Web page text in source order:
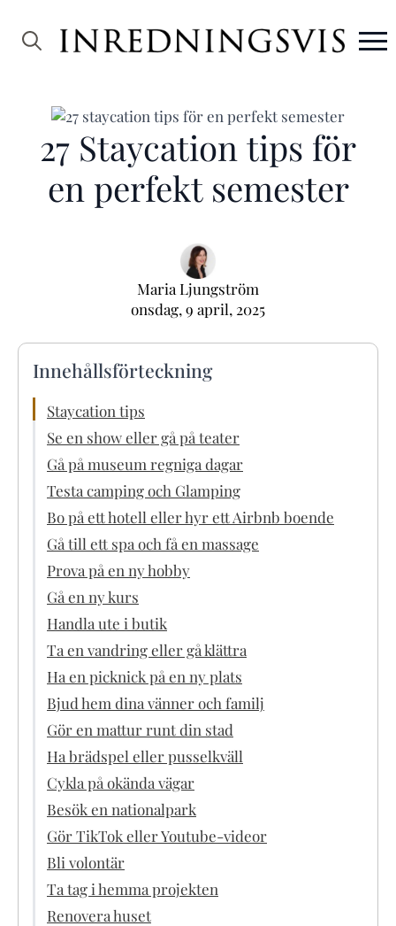
27 Staycation tips för
en perfekt semester
Maria Ljungström
onsdag, 9 april, 2025
Innehållsförteckning
Staycation tips
Se en show eller gå på teater
Gå på museum regniga dagar
Testa camping och Glamping
Bo på ett hotell eller hyr ett Airbnb boende
Gå till ett spa och få en massage
Prova på en ny hobby
Gå en ny kurs
Handla ute i butik
Ta en vandring eller gå klättra
Ha en picknick på en ny plats
Bjud hem dina vänner och familj
Gör en mattur runt din stad
Ha brädspel eller pusselkväll
Cykla på okända vägar
Besök en nationalpark
Gör TikTok eller Youtube-videor
Bli volontär
Ta tag i hemma projekten
Renovera huset